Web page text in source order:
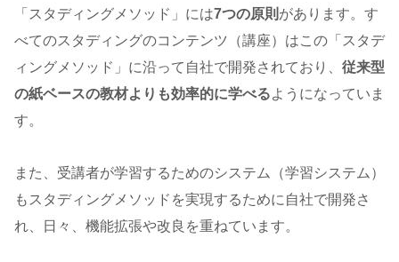
「スタディングメソッド」には7つの原則 があります。す
べてのスタディングのコンテンツ（講座）はこの「スタデ
ィングメソッド」に沿って自社で開発されており、 従来型
の紙ベースの教材よりも効率的に学べるようになっていま
す。
また、受講者が学習するためのシステム（学習システム）
もスタディングメソッドを実現するために自社で開発さ
れ、日々、機能拡張や改良を重ねています。